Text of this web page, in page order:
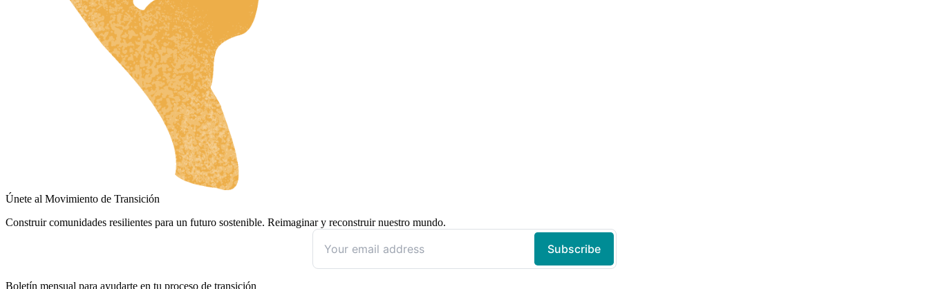
Únete al Movimiento de Transición
Construir comunidades resilientes para un futuro sostenible. Reimaginar y reconstruir nuestro mundo.
Boletín mensual para ayudarte en tu proceso de transición
ES_CO
IT
SV
UK
RU
ZH